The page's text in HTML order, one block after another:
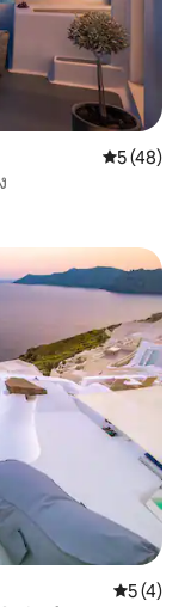
คะแนนเฉลี่
5 (48)
คะแนนเฉ
5 (4)